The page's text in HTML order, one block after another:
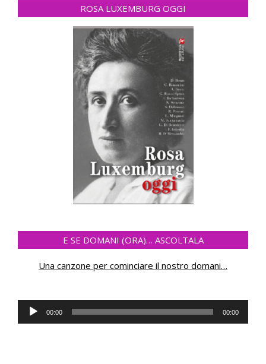
ROSA LUXEMBURG OGGI
E SE DOMANI (ORA)… ASCOLTALA
Una canzone per cominciare il nostro domani…
Audio
Player
00:00 00:00